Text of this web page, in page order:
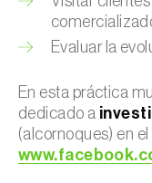
Evaluar la
En esta práctica
dedicado a
(alcornoques) en el